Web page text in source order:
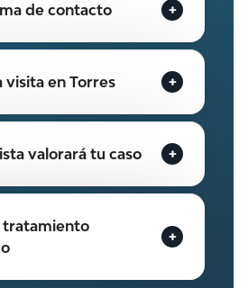
de contacto
visita en Torres
valorará tu caso
tratamiento